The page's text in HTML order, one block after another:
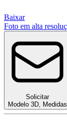
Baixar
Foto em alta
Solicitar
Modelo 3D
Medidas